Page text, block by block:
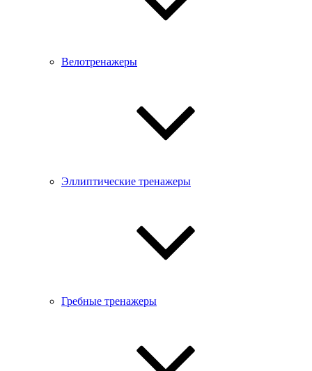
Велотренажеры
Эллиптические тренажеры
Гребные тренажеры